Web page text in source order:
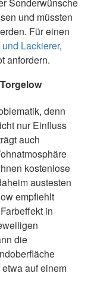
Sonderwünsche
und müssten
Für einen
und Lackierer,
anfordern.
denn
nur Einfluss
auch
kostenlose
austesten
empfiehlt
in
die
auf einem